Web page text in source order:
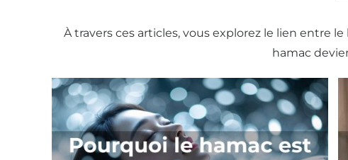
À travers ces articles, vous explorez le lien entre
hamac